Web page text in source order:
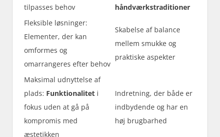
tilpasses behov
håndværkstraditioner
Fleksible løsninger:
Elementer, der kan
omformes og
omarrangeres efter behov
Skabelse af balance
mellem smukke og
praktiske aspekter
Maksimal udnyttelse af
plads: Funktionalitet i
fokus uden at gå på
kompromis med
æstetikken
Indretning, der både er
indbydende og har en
høj brugbarhed